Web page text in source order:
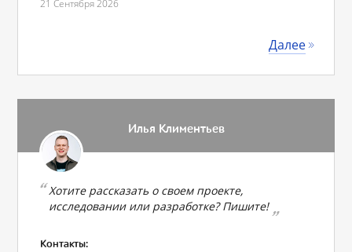
21 Сентября 2026
Далее
Илья Климентьев
Хотите рассказать о своем проекте,
исследовании или разработке? Пишите!
Контакты: